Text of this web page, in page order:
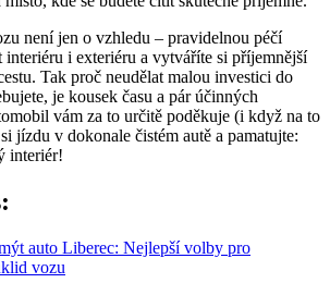
není jen o vzhledu – pravidelnou péčí
interiéru i exteriéru a vytváříte si příjemnější
Tak proč neudělat malou investici do
je kousek času a pár účinných
vám za to určitě poděkuje (i když na to
jízdu v dokonale čistém autě a pamatujte:
interiér!